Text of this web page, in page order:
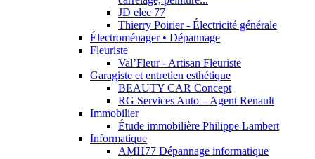
JD elec 77
Thierry Poirier - Électricité générale
Électroménager • Dépannage
Fleuriste
Val’Fleur - Artisan Fleuriste
Garagiste et entretien esthétique
BEAUTY CAR Concept
RG Services Auto – Agent Renault
Immobilier
Étude immobilière Philippe Lambert
Informatique
AMH77 Dépannage informatique